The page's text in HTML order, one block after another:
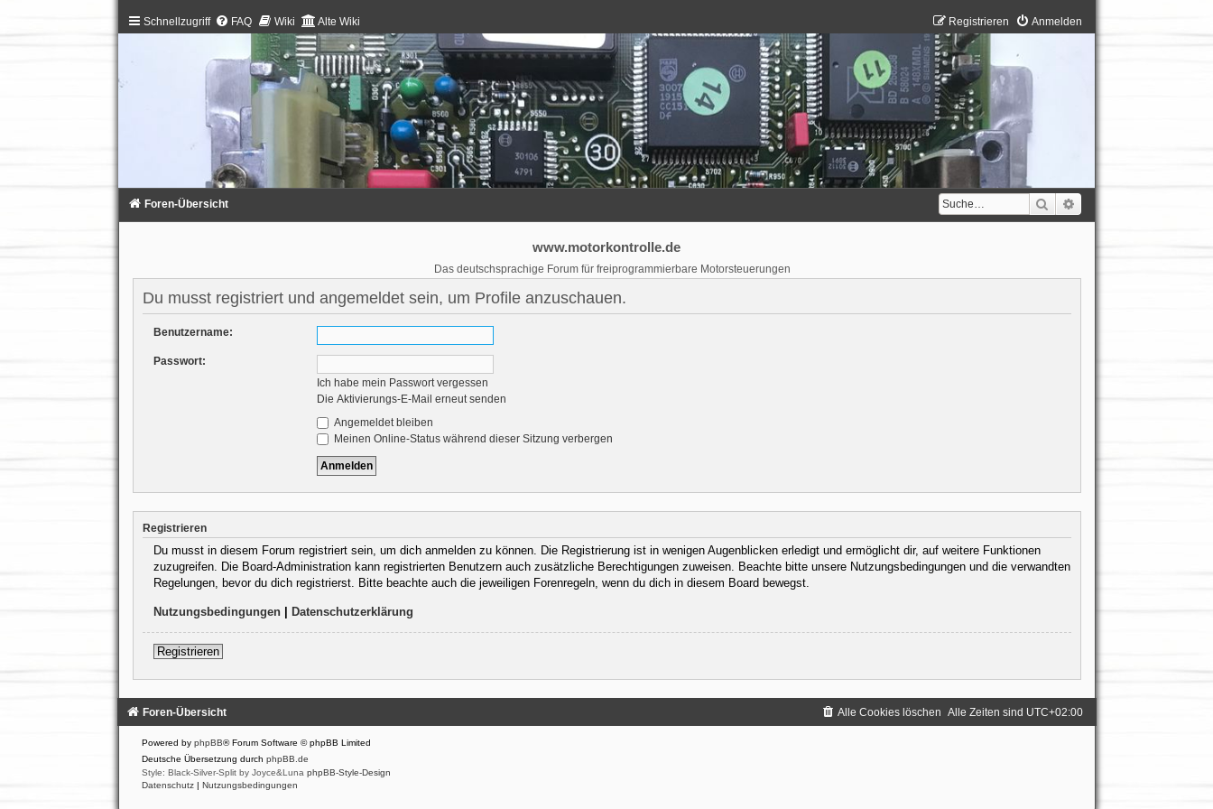
Schnellzugriff FAQ Wiki Alte Wiki Anmelden
Registrieren
Suche
Foren-Übersicht
www.motorkontrolle.de
Das deutschsprachige Forum für freiprogrammierbare Motorsteuerungen
Du musst registriert und angemeldet sein, um Profile anzuschauen.
Benutzername:
Passwort:
Ich habe mein Passwort vergessen
Die Aktivierungs-E-Mail erneut senden
Angemeldet bleiben
Meinen Online-Status während dieser Sitzung verbergen
Registrieren
Du musst in diesem Forum registriert sein, um dich anmelden zu können. Die Registrierung ist in wenigen Augenblicken erledigt und ermöglicht dir, auf weitere Funktionen
zuzugreifen. Die Board-Administration kann registrierten Benutzern auch zusätzliche Berechtigungen zuweisen. Beachte bitte unsere Nutzungsbedingungen und die verwandten
Regelungen, bevor du dich registrierst. Bitte beachte auch die jeweiligen Forenregeln, wenn du dich in diesem Board bewegst.
Nutzungsbedingungen| Datenschutzerklärung
Registrieren
Foren-Übersicht Alle Zeiten sind UTC+02:00
Alle Cookies löschen
Powered by phpBB® Forum Software © phpBB Limited
Deutsche Übersetzung durch phpBB.de
Style: Black-Silver-Split by Joyce&Luna phpBB-Style-Design
Datenschutz | Nutzungsbedingungen